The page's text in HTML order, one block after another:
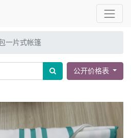
一片式帐篷
公开价格表